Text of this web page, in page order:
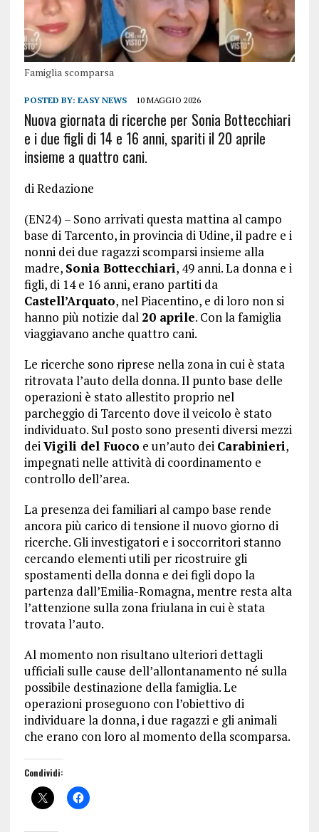
Famiglia scomparsa
POSTED BY: EASY NEWS 10 MAGGIO 2026
Nuova giornata di ricerche per Sonia Bottecchiari
e i due figli di 14 e 16 anni, spariti il 20 aprile
insieme a quattro cani.
di Redazione
(EN24) – Sono arrivati questa mattina al campo
base di Tarcento, in provincia di Udine, il padre e i
nonni dei due ragazzi scomparsi insieme alla
madre, Sonia Bottecchiari, 49 anni. La donna e i
figli, di 14 e 16 anni, erano partiti da
Castell’Arquato, nel Piacentino, e di loro non si
hanno più notizie dal 20 aprile. Con la famiglia
viaggiavano anche quattro cani.
Le ricerche sono riprese nella zona in cui è stata
ritrovata l’auto della donna. Il punto base delle
operazioni è stato allestito proprio nel
parcheggio di Tarcento dove il veicolo è stato
individuato. Sul posto sono presenti diversi mezzi
deiVigili del Fuoco e un’auto dei Carabinieri,
impegnati nelle attività di coordinamento e
controllo dell’area.
La presenza dei familiari al campo base rende
ancora più carico di tensione il nuovo giorno di
ricerche. Gli investigatori e i soccorritori stanno
cercando elementi utili per ricostruire gli
spostamenti della donna e dei figli dopo la
partenza dall’Emilia-Romagna, mentre resta alta
l’attenzione sulla zona friulana in cui è stata
trovata l’auto.
Al momento non risultano ulteriori dettagli
ufficiali sulle cause dell’allontanamento né sulla
possibile destinazione della famiglia. Le
operazioni proseguono con l’obiettivo di
individuare la donna, i due ragazzi e gli animali
che erano con loro al momento della scomparsa.
Condividi: